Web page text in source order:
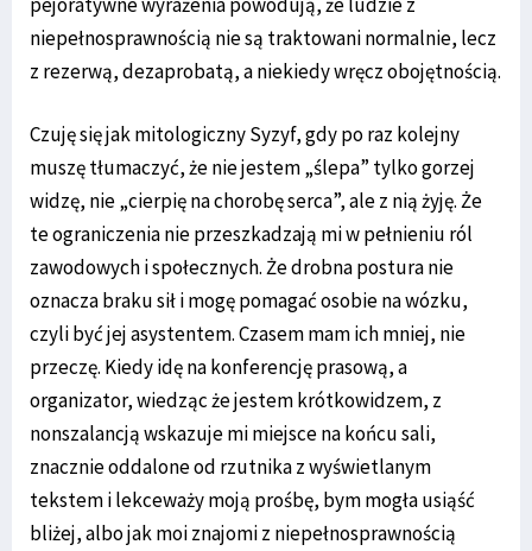
niepełnosprawnością nie są traktowani normalnie, lecz
z rezerwą, dezaprobatą, a niekiedy wręcz obojętnością.
Czuję się jak mitologiczny Syzyf, gdy po raz kolejny
muszę tłumaczyć, że nie jestem „ślepa” tylko gorzej
widzę, nie „cierpię na chorobę serca”, ale z nią żyję. Że
te ograniczenia nie przeszkadzają mi w pełnieniu ról
zawodowych i społecznych. Że drobna postura nie
oznacza braku sił i mogę pomagać osobie na wózku,
czyli być jej asystentem. Czasem mam ich mniej, nie
przeczę. Kiedy idę na konferencję prasową, a
organizator, wiedząc że jestem krótkowidzem, z
nonszalancją wskazuje mi miejsce na końcu sali,
znacznie oddalone od rzutnika z wyświetlanym
tekstem i lekceważy moją prośbę, bym mogła usiąść
bliżej, albo jak moi znajomi z niepełnosprawnością